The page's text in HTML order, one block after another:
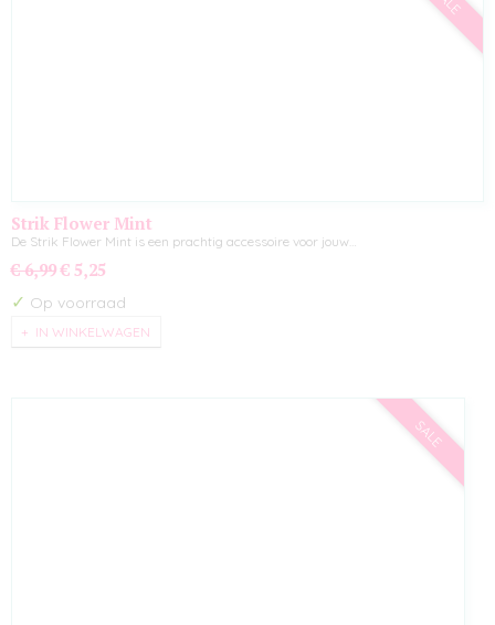
Strik Flower Mint
De Strik Flower Mint is een prachtig accessoire voor jouw…
€ 6,99 € 5,25
✓ Op voorraad
IN WINKELWAGEN
SALE